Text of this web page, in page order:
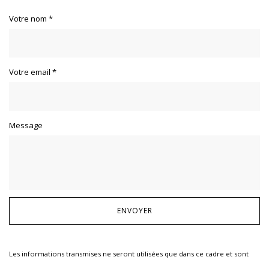
Votre nom *
Votre email *
Message
Les informations transmises ne seront utilisées que dans ce cadre et sont